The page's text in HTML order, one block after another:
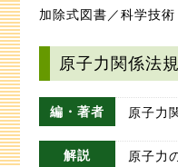
加除式図書／科学技術
原子力関係法
編・著者 原子力
解説
原子力